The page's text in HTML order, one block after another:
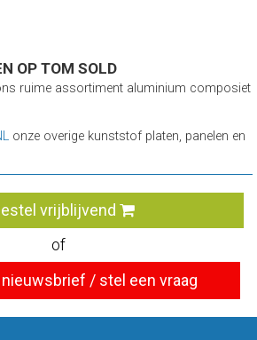
OP TOM SOLD
ruime assortiment aluminium composiet
onze overige kunststof platen, panelen en
vrijblijvend
of
/ stel een vraag